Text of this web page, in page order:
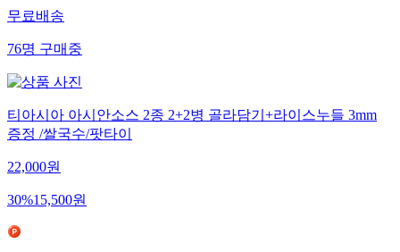
무료배송
76명구매중
티아시아 아시안소스 2종 2+2병 골라담기+라이스누들 3mm
증정 /쌀국수/팟타이
22,000원
30%15,500원